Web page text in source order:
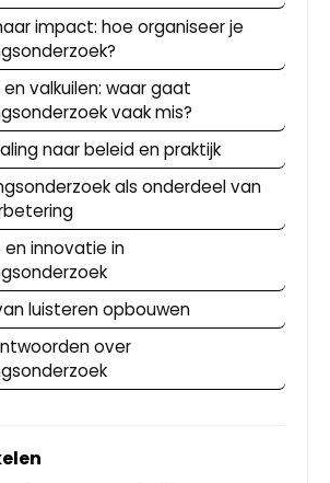
impact: hoe organiseer je
valkuilen: waar gaat
vaak mis?
naar beleid en praktijk
als onderdeel van
en innovatie in
luisteren opbouwen
over